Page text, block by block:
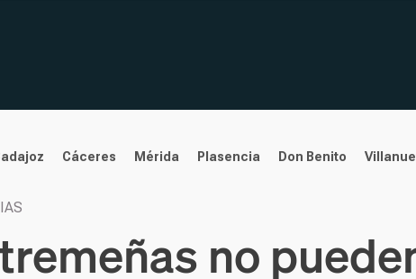
Cáceres Mérida Plasencia Don Benito
no